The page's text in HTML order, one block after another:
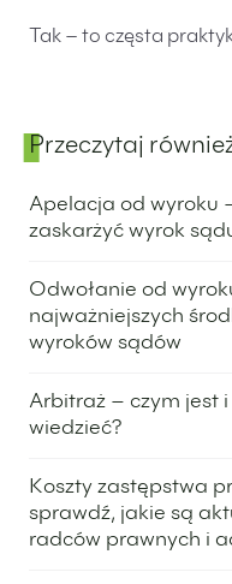
Tak – to częsta
Panel
Przeczytaj
Apelacja od wyroku
zaskarżyć wyrok
Odwołanie od
najważniejszych
wyroków sądów
Arbitraż – czym jest i
wiedzieć?
Koszty zastępstwa
sprawdź, jakie są
radców prawnych i